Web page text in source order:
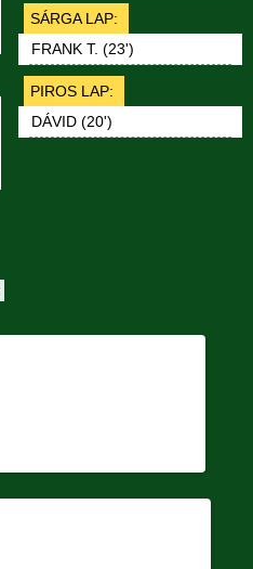
SÁRGA LAP:
FRANK T. (23')
PIROS LAP:
DÁVID (20')